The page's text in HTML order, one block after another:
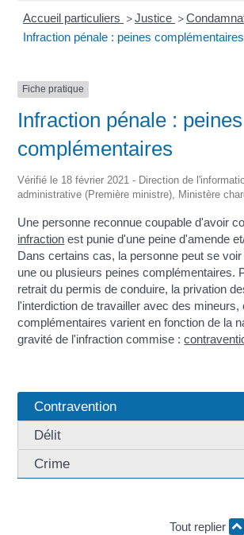
Accueil particuliers >Justice >
Infraction pénale : peines complémentaires
Fiche pratique
Infraction pénale : peines
complémentaires
Vérifié le 18 février 2021 - Direction de
administrative (Première ministre), Ministère
Une personne reconnue coupable d'avoir
infraction est punie d'une peine d'amende
Dans certains cas, la personne peut se voir
une ou plusieurs peines complémentaires.
retrait du permis de conduire, la privation
l'interdiction de travailler avec des mineurs,
complémentaires varient en fonction de la
gravité de l'infraction commise :
Contravention
Délit
Crime
Tout replier